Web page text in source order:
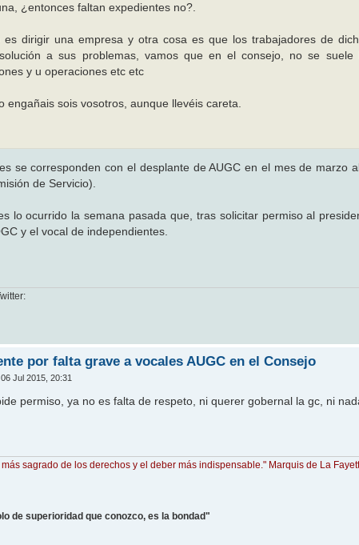
¿entonces faltan expedientes no?.
es dirigir una empresa y otra cosa es que los trabajadores de
a sus problemas, vamos que en el consejo, no se suele
y u operaciones etc etc
engañais sois vosotros, aunque llevéis careta.
se corresponden con el desplante de AUGC en el mes de marzo
de Servicio).
lo ocurrido la semana pasada que, tras solicitar permiso al
y el vocal de independientes.
por falta grave a vocales AUGC en el Consejo
06 Jul 2015, 20:31
permiso, ya no es falta de respeto, ni querer gobernal la gc, ni
sagrado de los derechos y el deber más indispensable." Marquis de La
de superioridad que conozco, es la bondad"